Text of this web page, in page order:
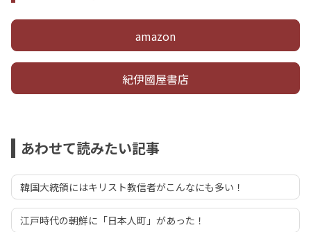
amazon
紀伊國屋書店
あわせて読みたい記事
韓国大統領にはキリスト教信者がこんなにも多い！
江戸時代の朝鮮に「日本人町」があった！